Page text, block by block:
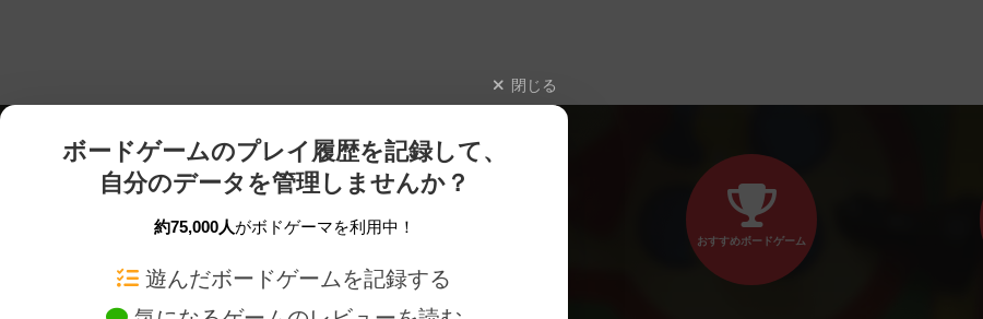
閉じる
ボードゲームのプレイ履歴を記録して、
自分のデータを管理しませんか？
約75,000人がボドゲーマを利用中！
遊んだボードゲームを記録する
おすすめボードゲーム